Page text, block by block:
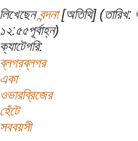
লিখেছেনবন্দনা[অতিথি]
১২:৫৫পূর্বাহ্ন)
ক্যাটেগরি:
ব্লগরব্লগর
একা
ওভারব্রিজের
হেঁটে
সববয়সী